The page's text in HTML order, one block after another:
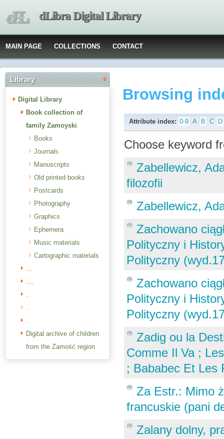
dLibra Digital Library
MAIN PAGE COLLECTIONS CONTACT
Library
Digital Library
Book collection of
family Zamoyski
Books
Journals
Manuscripts
Old printed books
Postcards
Photography
Graphics
Ephemera
Music materials
Cartographic materials
...
....
.
.
.
Digital archive of children
from the Zamość region
Browsing
Attribute index: 0-9 A B C D
Choose keyword
Zabellewicz,
filozofii
Zabellewicz,
Zachowano
Polityczny i
Polityczny
Zachowano
Polityczny i
Polityczny
Zadig ou la
Comme Il Va ;
; Bababec Et Les
Za Estr.: Mimo
francuskie (pani
Zalany dolny,